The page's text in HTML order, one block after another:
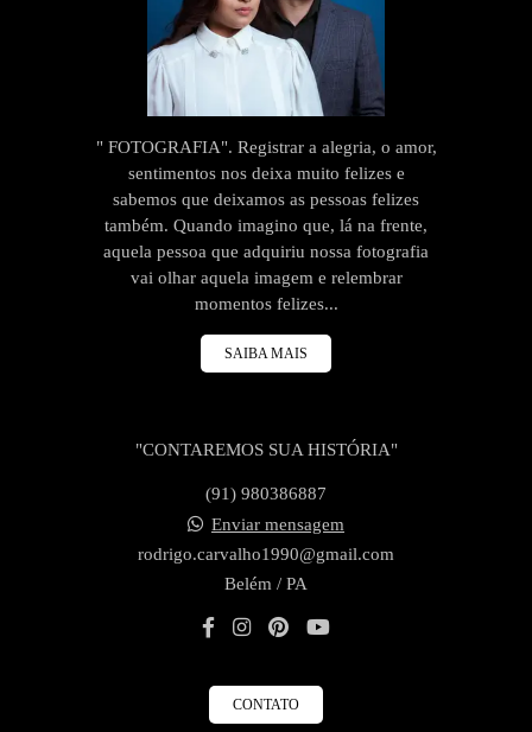
" FOTOGRAFIA". Registrar a alegria, o amor,
sentimentos nos deixa muito felizes e
sabemos que deixamos as pessoas felizes
também. Quando imagino que, lá na frente,
aquela pessoa que adquiriu nossa fotografia
vai olhar aquela imagem e relembrar
momentos felizes...
SAIBA MAIS
"CONTAREMOS SUA HISTÓRIA"
(91) 980386887
Enviar mensagem
rodrigo.carvalho1990@gmail.com
Belém / PA
CONTATO